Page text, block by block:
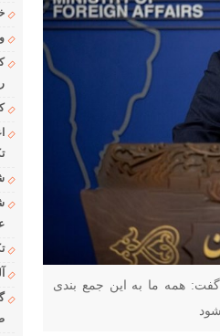
همه ما به این جمع بندی